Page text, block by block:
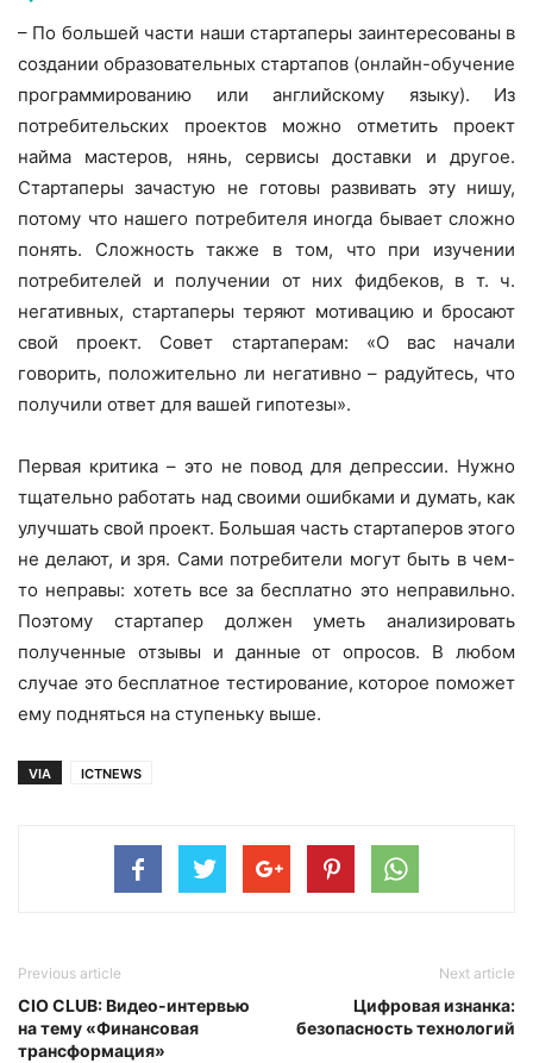
– По большей части наши стартаперы заинтересованы в
создании образовательных стартапов (онлайн-обучение
программированию или английскому языку). Из
потребительских проектов можно отметить проект
найма мастеров, нянь, сервисы доставки и другое.
Стартаперы зачастую не готовы развивать эту нишу,
потому что нашего потребителя иногда бывает сложно
понять. Сложность также в том, что при изучении
потребителей и получении от них фидбеков, в т. ч.
негативных, стартаперы теряют мотивацию и бросают
свой проект. Совет стартаперам: «О вас начали
говорить, положительно ли негативно – радуйтесь, что
получили ответ для вашей гипотезы».
Первая критика – это не повод для депрессии. Нужно
тщательно работать над своими ошибками и думать, как
улучшать свой проект. Большая часть стартаперов этого
не делают, и зря. Сами потребители могут быть в чем-
то неправы: хотеть все за бесплатно это неправильно.
Поэтому стартапер должен уметь анализировать
полученные отзывы и данные от опросов. В любом
случае это бесплатное тестирование, которое поможет
ему подняться на ступеньку выше.
VIA ICTNEWS
Previous article
CIO CLUB: Видео-интервью
на тему «Финансовая
трансформация»
Next article
Цифровая изнанка:
безопасность технологий